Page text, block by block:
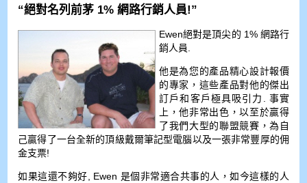
“絕對名列前茅 1% 網路行銷人員!”
Ewen絕對是頂尖的 1% 網路行
銷人員.
他是為您的產品精心設計報價
的專家，這些產品對他的傑出
訂戶和客戶極具吸引力. 事實
上，他非常出色，以至於贏得
了我們大型的聯盟競賽，為自
己贏得了一台全新的頂級戴爾筆記型電腦以及一張非常豐厚的佣
金支票!
如果這還不夠好, Ewen 是個非常適合共事的人，如今這樣的人